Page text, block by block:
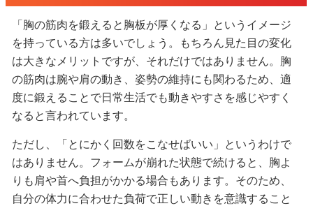
「胸の筋肉を鍛えると胸板が厚くなる」というイメージ
を持っている方は多いでしょう。もちろん見た目の変化
は大きなメリットですが、それだけではありません。胸
の筋肉は腕や肩の動き、姿勢の維持にも関わるため、適
度に鍛えることで日常生活でも動きやすさを感じやすく
なると言われています。
ただし、「とにかく回数をこなせばいい」というわけで
はありません。フォームが崩れた状態で続けると、胸よ
りも肩や首へ負担がかかる場合もあります。そのため、
自分の体力に合わせた負荷で正しい動きを意識すること